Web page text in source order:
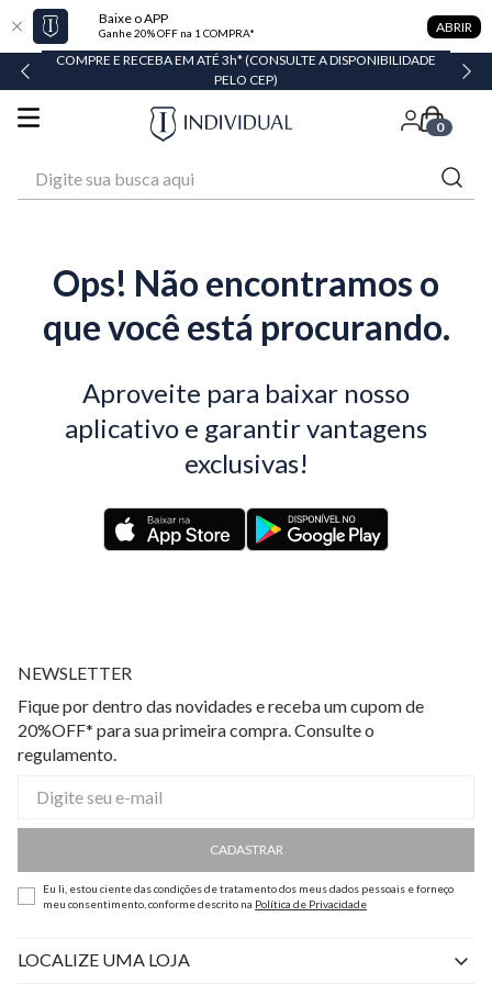
Baixe o APP
Ganhe 20% OFF na 1 COMPRA* ABRIR
COMPRE E RECEBA EM ATÉ 3h* (CONSULTE A DISPONIBILIDADE
PELO CEP)
0
Ops! Não encontramos o
que você está procurando.
Aproveite para baixar nosso
aplicativo e garantir vantagens
exclusivas!
NEWSLETTER
Fique por dentro das novidades e receba um cupom de
20%OFF* para sua primeira compra. Consulte o
regulamento.
CADASTRAR
Eu li, estou ciente das condições de tratamento dos meus dados pessoais e forneço
meu consentimento, conforme descrito na Política de Privacidade
LOCALIZE UMA LOJA